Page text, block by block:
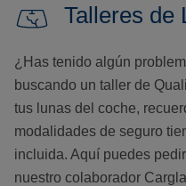
Talleres de
¿Has tenido algún
buscando un taller de
tus lunas del coche,
modalidades de seguro
incluida. Aquí puedes
nuestro colaborador